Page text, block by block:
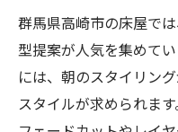
群馬県高崎市の床屋で
型提案が人気を集めて
には、朝のスタイリン
スタイルが求められま